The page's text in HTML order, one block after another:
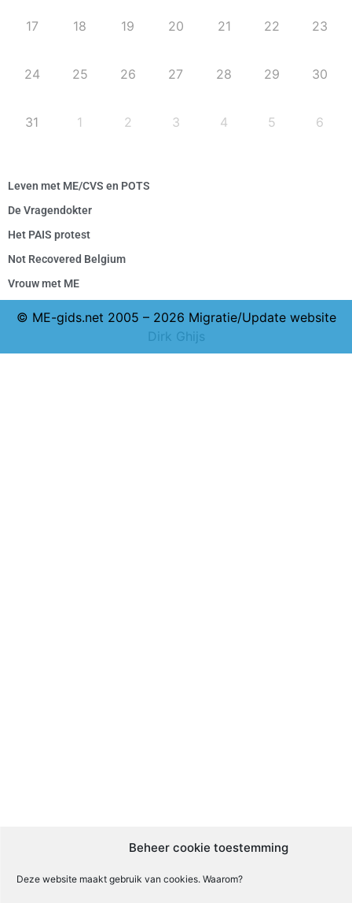
Beheer cookie toestemming
Deze website maakt gebruik van cookies. Waarom?
17 18 19 20 21 22 23
24 25 26 27 28 29 30
31 1 2 3 4 5 6
Leven met ME/CVS en POTS
De Vragendokter
Het PAIS protest
Not Recovered Belgium
Vrouw met ME
© ME-gids.net 2005 – 2026 Migratie/Update website
Dirk Ghijs